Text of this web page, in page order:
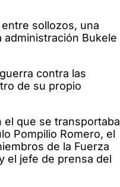
sollozos, una
Bukele
contra las
de su propio
el que se transportaba
Pompilio Romero, el
de la Fuerza
el jefe de prensa del